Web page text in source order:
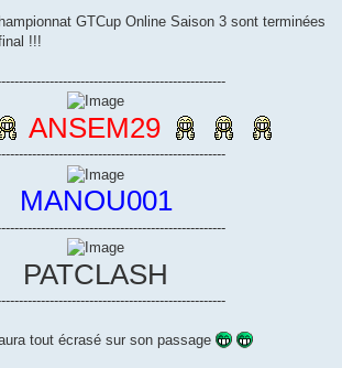
GTCup Online Saison 3 sont terminées
!!!
ANSEM29
MANOU001
PATCLASH
tout écrasé sur son passage